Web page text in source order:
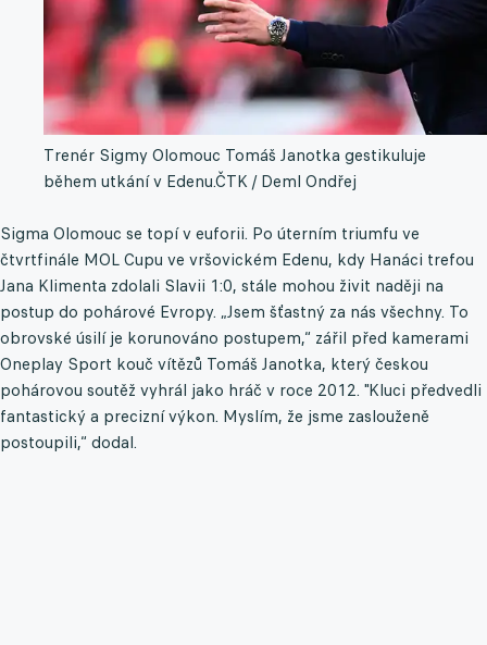
Trenér Sigmy Olomouc Tomáš Janotka gestikuluje
během utkání v Edenu.ČTK / Deml Ondřej
Sigma Olomouc se topí v euforii. Po úterním triumfu ve
čtvrtfinále MOL Cupu ve vršovickém Edenu, kdy Hanáci trefou
Jana Klimenta zdolali Slavii 1:0, stále mohou živit naději na
postup do pohárové Evropy. „Jsem šťastný za nás všechny. To
obrovské úsilí je korunováno postupem,“ zářil před kamerami
Oneplay Sport kouč vítězů Tomáš Janotka, který českou
pohárovou soutěž vyhrál jako hráč v roce 2012. "Kluci předvedli
fantastický a precizní výkon. Myslím, že jsme zaslouženě
postoupili,“ dodal.